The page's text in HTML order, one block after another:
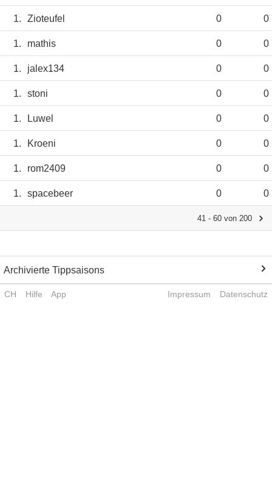
1. Zioteufel 0 0
1. mathis 0 0
1. jalex134 0 0
1. stoni 0 0
1. Luwel 0 0
1. Kroeni 0 0
1. rom2409 0 0
1. spacebeer 0 0
41 - 60 von 200
Archivierte Tippsaisons
CH Hilfe App Impressum Datenschutz